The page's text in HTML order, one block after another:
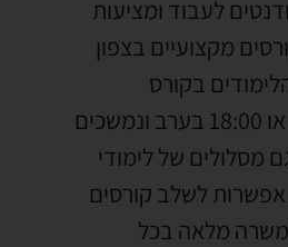
לעבוד ומציעות
מקצועיים בצפון
בקורס
מתחילים בשעה 17:00 או 18:00 בערב ונמשכים
גם מסלולים של לימודי
אפשרות לשלב קורסים
מלאה בכל